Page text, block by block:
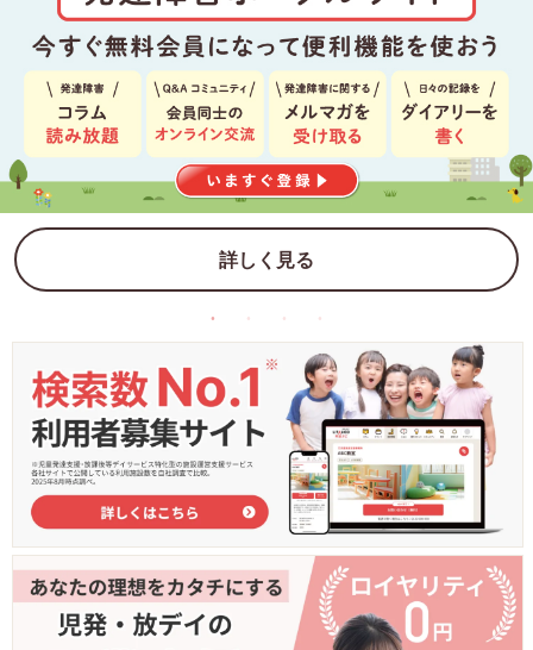
詳しく見る